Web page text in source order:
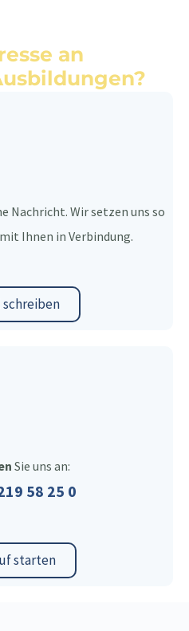
an
Nachricht. Wir setzen uns so
Ihnen in Verbindung.
schreiben
Sie uns an:
58 25 0
starten